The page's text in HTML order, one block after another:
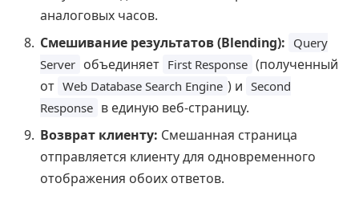
аналоговых часов.
Смешивание результатов (Blending): Query
Server объединяет First Response (полученный
от Web Database Search Engine ) и Second
Response в единую веб-страницу.
Возврат клиенту: Смешанная страница
отправляется клиенту для одновременного
отображения обоих ответов.